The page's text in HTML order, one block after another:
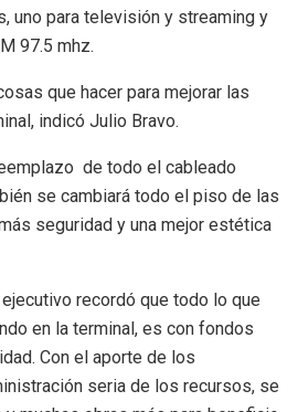
uno para televisión y streaming y
97.5 mhz.
que hacer para mejorar las
indicó Julio Bravo.
de todo el cableado
se cambiará todo el piso de las
seguridad y una mejor estética
recordó que todo lo que
en la terminal, es con fondos
Con el aporte de los
seria de los recursos, se